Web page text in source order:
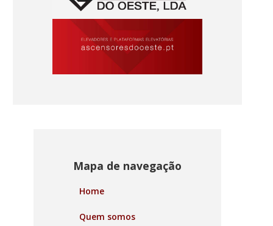
Mapa de navegação
Home
Quem somos